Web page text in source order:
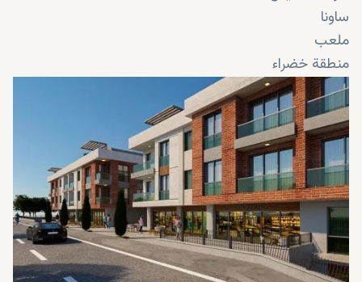
ساونا
ملعب
منطقة خضراء
حمام سباحة
حمام سباحة داخلي
مواقف للسيارات
صالة ألعاب رياضية
حمام تركي